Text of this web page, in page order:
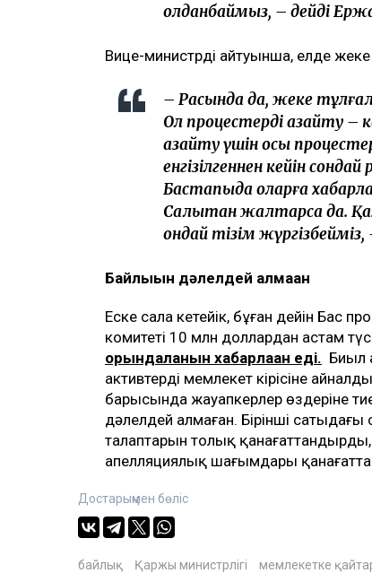
қолданбаймыз, – дейді
Вице-министрдің айтуынша, елде
– Расында да, жеке
Ол процестерді азайту –
азайту үшін осы
енгізілгеннен кейін
Бастапқыда оларға
Салықтан жалтарса да.
ондай тізім
Байлығын дәлелдей алмаған
Еске сала кетейік, бұған дейін Бас
комитеті 10 млн доллардан астам
орындалғанын хабарлаған еді. Биыл
активтерді мемлекет кірісіне
барысында жауапкерлер өздеріне
дәлелдей алмаған. Бірінші сатыдағы
талаптарын толық
апелляциялық шағымдары
Достарыңмен бөліс
байлық Қаржы министрлігі мемлекетке